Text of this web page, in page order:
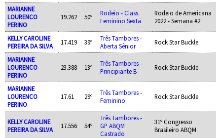
MARIANNE
LOURENCO
PERINO
19.262 50º
Rodeio - Class.
Feminino Sexta
Rodeio de Americana
2022 - Semana #2
KELLY CAROLINE
PEREIRA DA SILVA
17.419 39º
Três Tambores -
Aberta Sênior
Rock Star Buckle
MARIANNE
LOURENCO
PERINO
23.388 13º
Três Tambores -
Principiante B
Rock Star Buckle
MARIANNE
LOURENCO
PERINO
17.61 29º
Três Tambores -
Feminino
Rock Star Buckle
KELLY CAROLINE
PEREIRA DA SILVA
17.556 54º
Três Tambores -
GP ABQM
Castrado
31º Congresso
Brasileiro ABQM